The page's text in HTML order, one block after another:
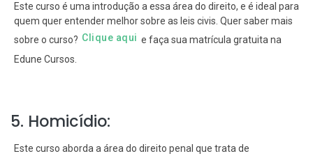
Este curso é uma introdução a essa área do direito, e é ideal para
quem quer entender melhor sobre as leis civis. Quer saber mais
sobre o curso? Clique aqui e faça sua matrícula gratuita na
Edune Cursos.
5. Homicídio:
Este curso aborda a área do direito penal que trata de